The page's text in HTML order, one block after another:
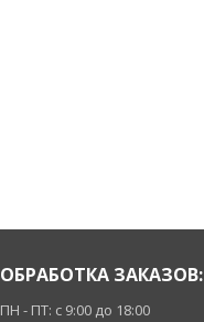
ОБРАБОТКА ЗАКАЗОВ:
ПН - ПТ: с 9:00 до 18:00